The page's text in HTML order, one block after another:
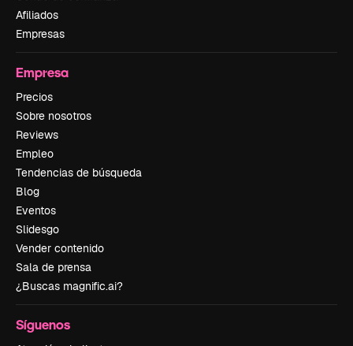
Afiliados
Empresas
Empresa
Precios
Sobre nosotros
Reviews
Empleo
Tendencias de búsqueda
Blog
Eventos
Slidesgo
Vender contenido
Sala de prensa
¿Buscas magnific.ai?
Síguenos